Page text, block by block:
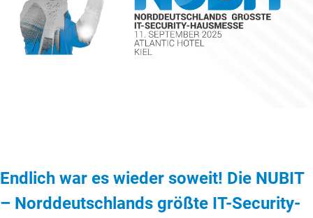
Endlich war es wieder soweit! Die NUBIT
– Norddeutschlands größte IT-Security-